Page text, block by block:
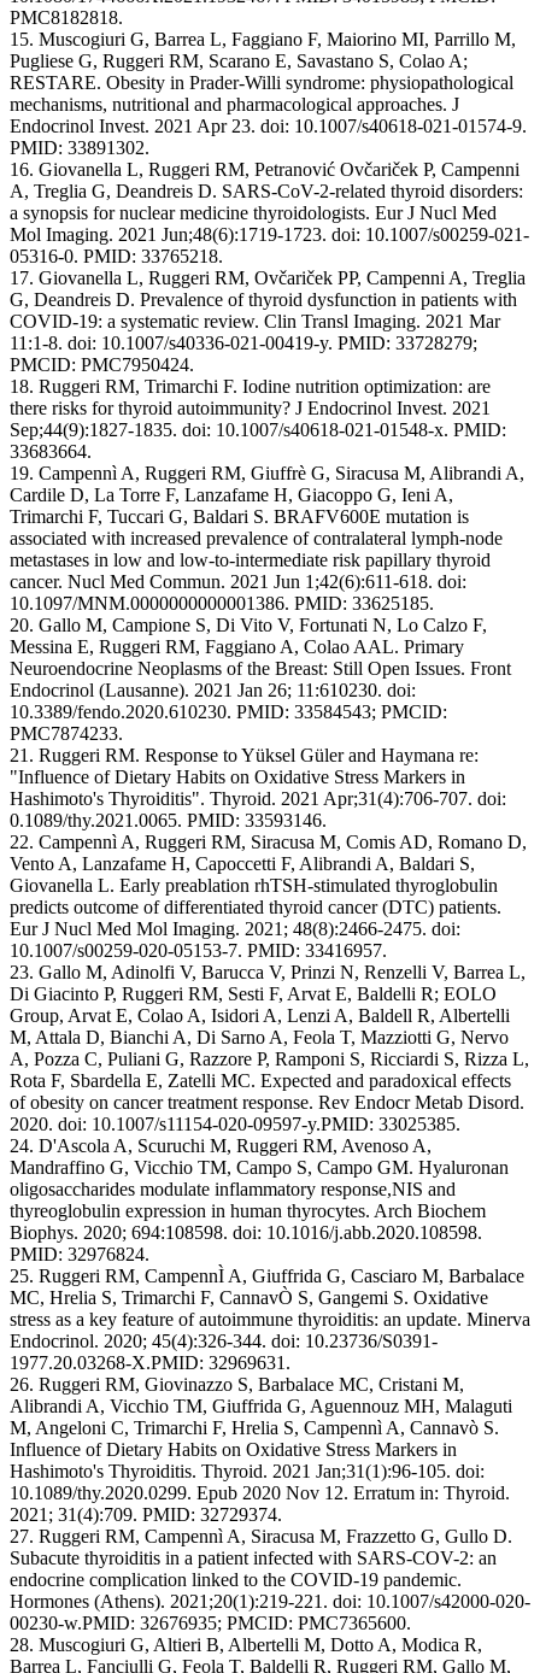
PMC8182818.
15. Muscogiuri G, Barrea L, Faggiano F, Maiorino MI, Parrillo M,
Pugliese G, Ruggeri RM, Scarano E, Savastano S, Colao A;
RESTARE. Obesity in Prader-Willi syndrome: physiopathological
mechanisms, nutritional and pharmacological approaches. J
Endocrinol Invest. 2021 Apr 23. doi: 10.1007/s40618-021-01574-9.
PMID: 33891302.
16. Giovanella L, Ruggeri RM, Petranović Ovčariček P, Campenni
A, Treglia G, Deandreis D. SARS-CoV-2-related thyroid disorders:
a synopsis for nuclear medicine thyroidologists. Eur J Nucl Med
Mol Imaging. 2021 Jun;48(6):1719-1723. doi: 10.1007/s00259-021-
05316-0. PMID: 33765218.
17. Giovanella L, Ruggeri RM, Ovčariček PP, Campenni A, Treglia
G, Deandreis D. Prevalence of thyroid dysfunction in patients with
COVID-19: a systematic review. Clin Transl Imaging. 2021 Mar
11:1-8. doi: 10.1007/s40336-021-00419-y. PMID: 33728279;
PMCID: PMC7950424.
18. Ruggeri RM, Trimarchi F. Iodine nutrition optimization: are
there risks for thyroid autoimmunity? J Endocrinol Invest. 2021
Sep;44(9):1827-1835. doi: 10.1007/s40618-021-01548-x. PMID:
33683664.
19. Campennì A, Ruggeri RM, Giuffrè G, Siracusa M, Alibrandi A,
Cardile D, La Torre F, Lanzafame H, Giacoppo G, Ieni A,
Trimarchi F, Tuccari G, Baldari S. BRAFV600E mutation is
associated with increased prevalence of contralateral lymph-node
metastases in low and low-to-intermediate risk papillary thyroid
cancer. Nucl Med Commun. 2021 Jun 1;42(6):611-618. doi:
10.1097/MNM.0000000000001386. PMID: 33625185.
20. Gallo M, Campione S, Di Vito V, Fortunati N, Lo Calzo F,
Messina E, Ruggeri RM, Faggiano A, Colao AAL. Primary
Neuroendocrine Neoplasms of the Breast: Still Open Issues. Front
Endocrinol (Lausanne). 2021 Jan 26; 11:610230. doi:
10.3389/fendo.2020.610230. PMID: 33584543; PMCID:
PMC7874233.
21. Ruggeri RM. Response to Yüksel Güler and Haymana re:
"Influence of Dietary Habits on Oxidative Stress Markers in
Hashimoto's Thyroiditis". Thyroid. 2021 Apr;31(4):706-707. doi:
0.1089/thy.2021.0065. PMID: 33593146.
22. Campennì A, Ruggeri RM, Siracusa M, Comis AD, Romano D,
Vento A, Lanzafame H, Capoccetti F, Alibrandi A, Baldari S,
Giovanella L. Early preablation rhTSH-stimulated thyroglobulin
predicts outcome of differentiated thyroid cancer (DTC) patients.
Eur J Nucl Med Mol Imaging. 2021; 48(8):2466-2475. doi:
10.1007/s00259-020-05153-7. PMID: 33416957.
23. Gallo M, Adinolfi V, Barucca V, Prinzi N, Renzelli V, Barrea L,
Di Giacinto P, Ruggeri RM, Sesti F, Arvat E, Baldelli R; EOLO
Group, Arvat E, Colao A, Isidori A, Lenzi A, Baldell R, Albertelli
M, Attala D, Bianchi A, Di Sarno A, Feola T, Mazziotti G, Nervo
A, Pozza C, Puliani G, Razzore P, Ramponi S, Ricciardi S, Rizza L,
Rota F, Sbardella E, Zatelli MC. Expected and paradoxical effects
of obesity on cancer treatment response. Rev Endocr Metab Disord.
2020. doi: 10.1007/s11154-020-09597-y.PMID: 33025385.
24. D'Ascola A, Scuruchi M, Ruggeri RM, Avenoso A,
Mandraffino G, Vicchio TM, Campo S, Campo GM. Hyaluronan
oligosaccharides modulate inflammatory response,NIS and
thyreoglobulin expression in human thyrocytes. Arch Biochem
Biophys. 2020; 694:108598. doi: 10.1016/j.abb.2020.108598.
PMID: 32976824.
25. Ruggeri RM, CampennÌ A, Giuffrida G, Casciaro M, Barbalace
MC, Hrelia S, Trimarchi F, CannavÒ S, Gangemi S. Oxidative
stress as a key feature of autoimmune thyroiditis: an update. Minerva
Endocrinol. 2020; 45(4):326-344. doi: 10.23736/S0391-
1977.20.03268-X.PMID: 32969631.
26. Ruggeri RM, Giovinazzo S, Barbalace MC, Cristani M,
Alibrandi A, Vicchio TM, Giuffrida G, Aguennouz MH, Malaguti
M, Angeloni C, Trimarchi F, Hrelia S, Campennì A, Cannavò S.
Influence of Dietary Habits on Oxidative Stress Markers in
Hashimoto's Thyroiditis. Thyroid. 2021 Jan;31(1):96-105. doi:
10.1089/thy.2020.0299. Epub 2020 Nov 12. Erratum in: Thyroid.
2021; 31(4):709. PMID: 32729374.
27. Ruggeri RM, Campennì A, Siracusa M, Frazzetto G, Gullo D.
Subacute thyroiditis in a patient infected with SARS-COV-2: an
endocrine complication linked to the COVID-19 pandemic.
Hormones (Athens). 2021;20(1):219-221. doi: 10.1007/s42000-020-
00230-w.PMID: 32676935; PMCID: PMC7365600.
28. Muscogiuri G, Altieri B, Albertelli M, Dotto A, Modica R,
Barrea L, Fanciulli G, Feola T, Baldelli R, Ruggeri RM, Gallo M,